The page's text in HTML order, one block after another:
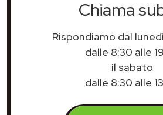
Chiama
Rispondiamo dal
dalle 8:30 alle
il sabato
dalle 8:30 alle